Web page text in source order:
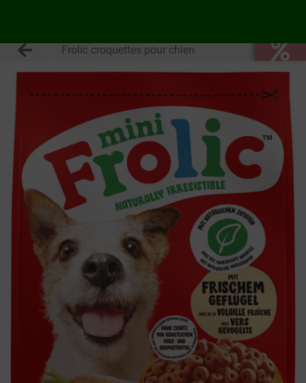
Frolic croquettes pour chien